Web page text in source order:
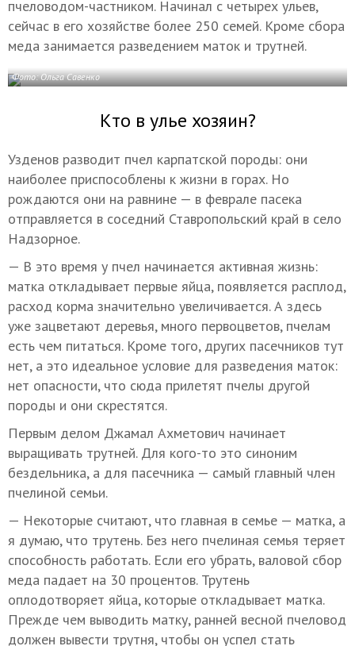
пчеловодом-частником. Начинал с четырех ульев,
сейчас в его хозяйстве более 250 семей. Кроме сбора
меда занимается разведением маток и трутней.
Фото: Ольга Савенко
Кто в улье хозяин?
Узденов разводит пчел карпатской породы: они
наиболее приспособлены к жизни в горах. Но
рождаются они на равнине — в феврале пасека
отправляется в соседний Ставропольский край в село
Надзорное.
— В это время у пчел начинается активная жизнь:
матка откладывает первые яйца, появляется расплод,
расход корма значительно увеличивается. А здесь
уже зацветают деревья, много первоцветов, пчелам
есть чем питаться. Кроме того, других пасечников тут
нет, а это идеальное условие для разведения маток:
нет опасности, что сюда прилетят пчелы другой
породы и они скрестятся.
Первым делом Джамал Ахметович начинает
выращивать трутней. Для кого-то это синоним
бездельника, а для пасечника — самый главный член
пчелиной семьи.
— Некоторые считают, что главная в семье — матка, а
я думаю, что трутень. Без него пчелиная семья теряет
способность работать. Если его убрать, валовой сбор
меда падает на 30 процентов. Трутень
оплодотворяет яйца, которые откладывает матка.
Прежде чем выводить матку, ранней весной пчеловод
должен вывести трутня, чтобы он успел стать